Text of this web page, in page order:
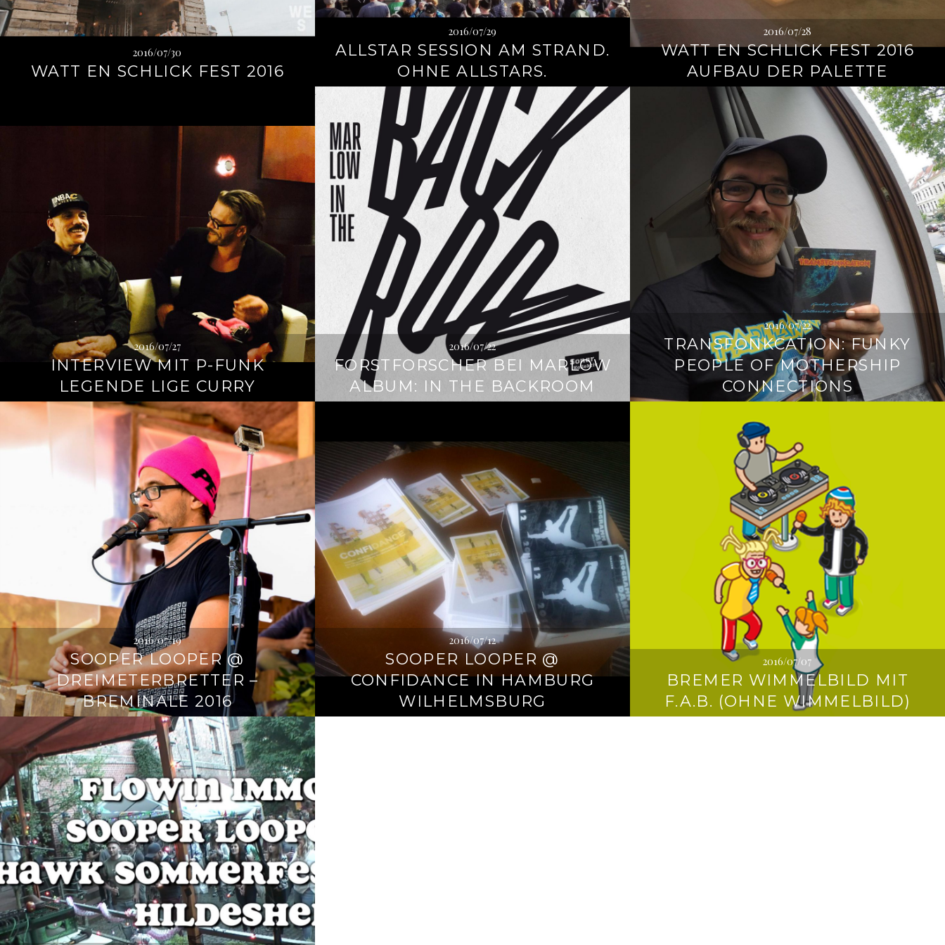
2016/07/30
WATT EN SCHLICK FEST 2016
2016/07/29
ALLSTAR SESSION AM STRAND.
OHNE ALLSTARS.
2016/07/28
WATT EN SCHLICK FEST 2016
AUFBAU DER PALETTE
2016/07/27
INTERVIEW MIT P-FUNK
LEGENDE LIGE CURRY
2016/07/22
FORSTFORSCHER BEI MARLOW
ALBUM: IN THE BACKROOM
2016/07/22
TRANSFONKCATION: FUNKY
PEOPLE OF MOTHERSHIP
CONNECTIONS
2016/07/19
SOOPER LOOPER @
DREIMETERBRETTER –
BREMINALE 2016
2016/07/12
SOOPER LOOPER @
CONFIDANCE IN HAMBURG
WILHELMSBURG
2016/07/07
BREMER WIMMELBILD MIT
F.A.B. (OHNE WIMMELBILD)